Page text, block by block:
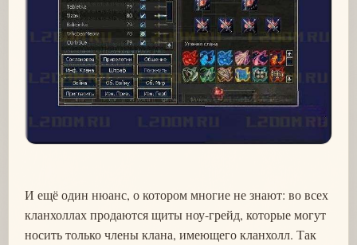
И ещё один нюанс, о котором многие не знают: во всех
кланхоллах продаются щиты ноу-грейд, которые могут
носить только члены клана, имеющего кланхолл. Так